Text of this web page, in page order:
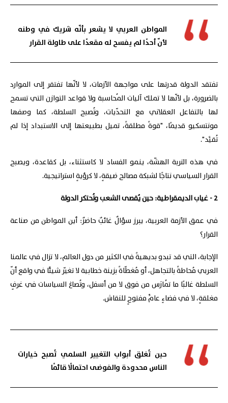
المواطن العربي لا يشعر بأنّه شريك في وطنه
لأنّ أحدًا لم يفسح له مقعدًا على طاولة القرار
تفتقد الدولة قدرتها على مواجهة الأزمات، لا لأنّها تفتقر إلى الموارد
بالضرورة، بل لأنّها لا تملك آليات المُحاسبة ولا قواعد التوازن التي تسمح
لها بالتفاعل العقلاني مع التحدّيات، وتُصبح السلطة، كما وصفها
مونتسكيو قديمًا، "قوةً مطلقةً، تميل بطبيعتها إلى الاستبداد إذا لم
تُقيَّد".
في هذه التربة الهشّة، ينمو الفساد لا كاستثناء، بل كقاعدة، ويصبح
القرار السياسي نتاجًا لشبكة مصالح ضيقةٍ، لا كرؤيةٍ استراتيجية.
2 - غياب الديمقراطية: حين يُقصى الشعب وتُحتكر الدولة
في عمق الأزمة العربية، يبرز سؤالٌ غائبٌ حاضرٌ: أين المواطن من صناعة
القرار؟
الإجابة، التي قد تبدو بديهيةً في الكثير من دول العالم، لا تزال في عالمنا
العربي مُحاطةً بالتجاهل، أو مُغطّاةً بزينة خطابية لا تغيّر شيئًا في واقع أنّ
السلطة غالبًا ما تُمارَس من فوق لا من أسفل، وتُصاغ السياسات في غرفٍ
مغلقةٍ، لا في فضاءٍ عامٍّ مفتوحٍ للنقاش.
حين تُغلق أبواب التغيير السلمي تُصبح خيارات
الناس محدودة والفوضى احتمالًا قائمًا